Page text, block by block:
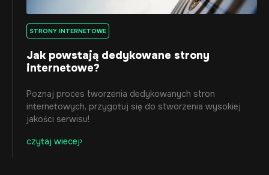
STRONY INTERNETOWE
Jak powstają dedykowane strony
internetowe?
Poznaj proces tworzenia dedykowanych stron
internetowych, przygotuj się do stworzenia wysokiej
jakości serwisu!
czytaj wiecej